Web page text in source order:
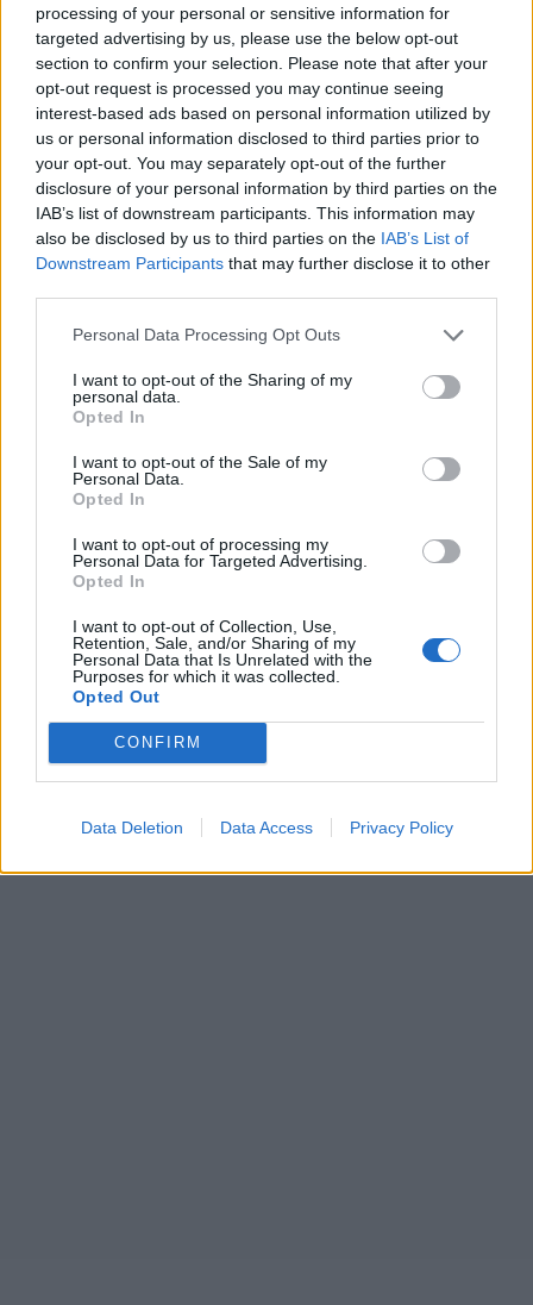
processing of your personal or sensitive information for
targeted advertising by us, please use the below opt-out
section to confirm your selection. Please note that after your
opt-out request is processed you may continue seeing
interest-based ads based on personal information utilized by
us or personal information disclosed to third parties prior to
your opt-out. You may separately opt-out of the further
disclosure of your personal information by third parties on the
IAB’s list of downstream participants. This information may
also be disclosed by us to third parties on the IAB’s List of
Downstream Participants that may further disclose it to other
Personal Data Processing Opt Outs
I want to opt-out of the Sharing of my
personal data.
Opted In
I want to opt-out of the Sale of my
Personal Data.
Opted In
I want to opt-out of processing my
Personal Data for Targeted Advertising.
Opted In
I want to opt-out of Collection, Use,
Retention, Sale, and/or Sharing of my
Personal Data that Is Unrelated with the
Purposes for which it was collected.
Opted Out
CONFIRM
Data Deletion Data Access Privacy Policy
Κεντρικά Γραφεία Π.Σ. «Η ΣΠΑΡΤΗ» (Δίπλα
από την Τράπεζα Πειραιώς)
Ποτών Λαβέ
Ασφαλιστικό Γραφείο Κ. Κουτσουμπός
Ενναλακτικά, μπορείτε να επικοινωνήσετε μέσα
από τις σελίδες κοινωνικής δικτύωσης σε
Facebook (@Καρυατιδες) και Instagram
(@karyatides_wfc).
#Stirixe_tis_Karyatides
#Mazi_tha_pame_pio_psila